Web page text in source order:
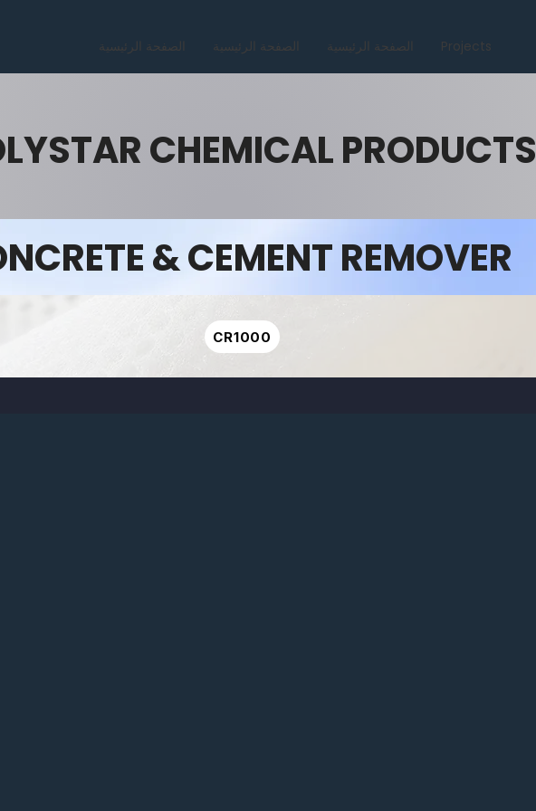
الصفحة الرئيسية الصفحة الرئيسية الصفحة الرئيسية Projects
CHEMICAL PRODUCTS
& CEMENT REMOVER
CR1000